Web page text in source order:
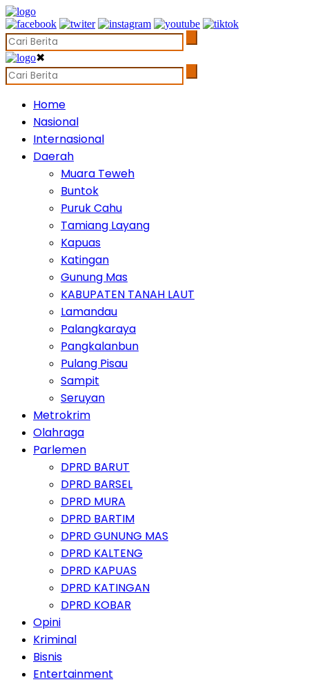
✖
Home
Nasional
Internasional
Daerah
Muara Teweh
Buntok
Puruk Cahu
Tamiang Layang
Kapuas
Katingan
Gunung Mas
KABUPATEN TANAH LAUT
Lamandau
Palangkaraya
Pangkalanbun
Pulang Pisau
Sampit
Seruyan
Metrokrim
Olahraga
Parlemen
DPRD BARUT
DPRD BARSEL
DPRD MURA
DPRD BARTIM
DPRD GUNUNG MAS
DPRD KALTENG
DPRD KAPUAS
DPRD KATINGAN
DPRD KOBAR
Opini
Kriminal
Bisnis
Entertainment